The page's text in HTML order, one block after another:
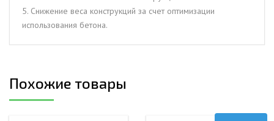
5. Снижение веса конструкций за счет оптимизации
использования бетона.
Похожие товары